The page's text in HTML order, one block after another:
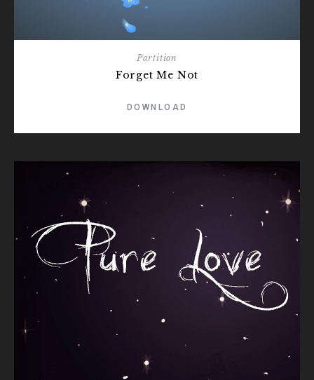
Partition
Forget Me Not
DOWNLOAD